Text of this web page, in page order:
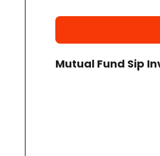
Mutual Fund Sip